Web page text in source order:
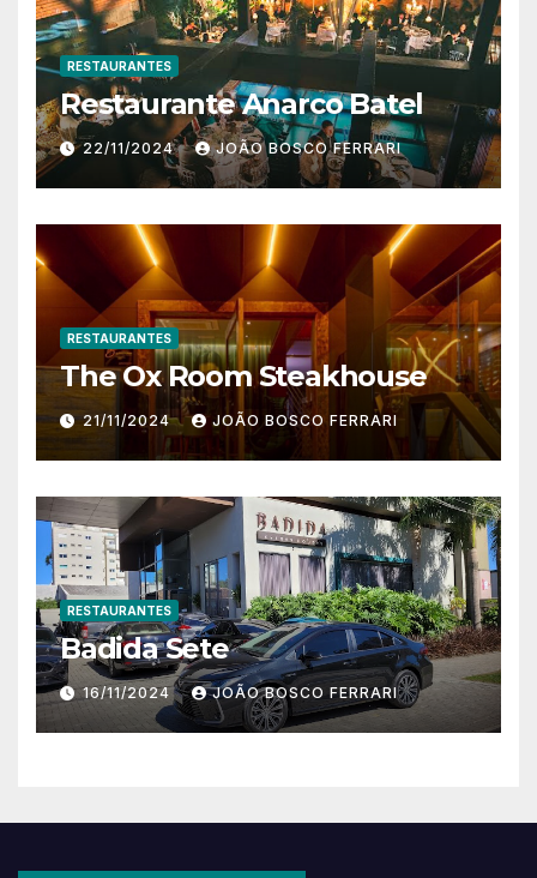
RESTAURANTES
Restaurante Anarco Batel
22/11/2024 JOÃO BOSCO FERRARI
RESTAURANTES
The Ox Room Steakhouse
21/11/2024 JOÃO BOSCO FERRARI
RESTAURANTES
Badida Sete
16/11/2024 JOÃO BOSCO FERRARI